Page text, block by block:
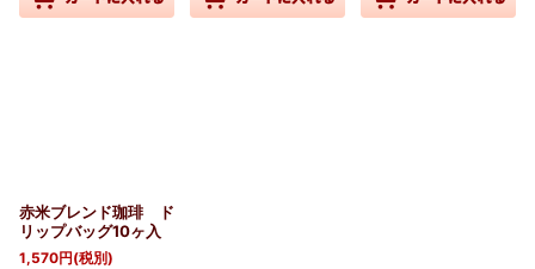
赤米ブレンド珈琲 ド
リップバッグ10ヶ入
1,570円(税別)